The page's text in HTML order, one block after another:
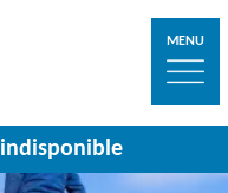
MENU
indisponible